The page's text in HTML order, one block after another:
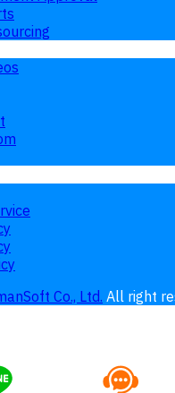
Co., Ltd. All right